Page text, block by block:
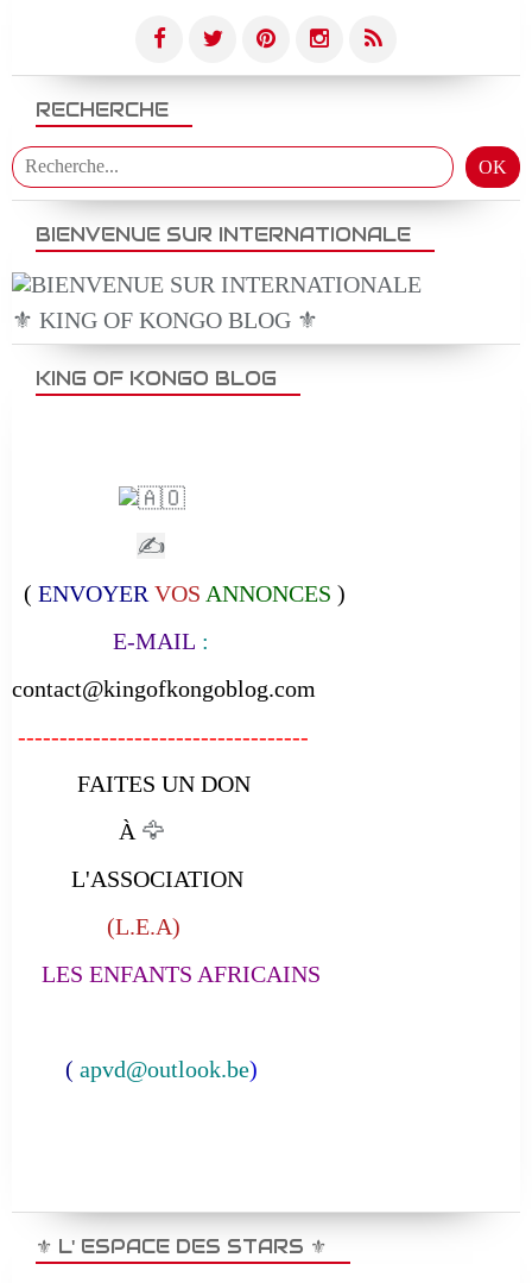
RECHERCHE
BIENVENUE SUR INTERNATIONALE
⚜️ KING OF KONGO BLOG ⚜️
KING OF KONGO BLOG
✍
( ENVOYER VOS ANNONCES )
E-MAIL :
contact@kingofkongoblog.com
-----------------------------------
FAITES UN DON
À 🦅
L'ASSOCIATION
(L.E.A)
LES ENFANTS AFRICAINS
( apvd@outlook.be)
⚜️ L' ESPACE DES STARS ⚜️